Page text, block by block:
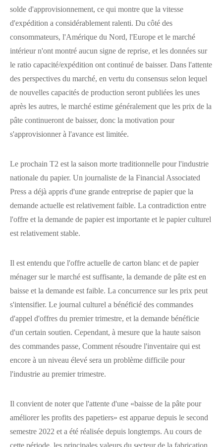
solde d'approvisionnement, ce qui montre que la vitesse
d'expédition a considérablement ralenti. Du côté des
consommateurs, l'Amérique du Nord, l'Europe et le marché
intérieur n'ont montré aucun signe de reprise, et les données sur
le ratio capacité/expédition ont continué de baisser. Dans l'attente
des perspectives du marché, en vertu du consensus selon lequel
de nouvelles capacités de production seront publiées les unes
après les autres, le marché estime généralement que les prix de la
pâte continueront de baisser, donc la motivation pour
s'approvisionner à l'avance est limitée.
Le prochain T2 est la saison morte traditionnelle pour l'industrie
nationale du papier. Un journaliste de la Financial Associated
Press a déjà appris d'une grande entreprise de papier que la
demande actuelle est relativement faible. La contradiction entre
l'offre et la demande de papier est importante et le papier culturel
est relativement stable.
Il est entendu que l'offre actuelle de carton blanc et de papier
ménager sur le marché est suffisante, la demande de pâte est en
baisse et la demande est faible. La concurrence sur les prix peut
s'intensifier. Le journal culturel a bénéficié des commandes
d'appel d'offres du premier trimestre, et la demande bénéficie
d'un certain soutien. Cependant, à mesure que la haute saison
des commandes passe, Comment résoudre l'inventaire qui est
encore à un niveau élevé sera un problème difficile pour
l'industrie au premier trimestre.
Il convient de noter que l'attente d'une «baisse de la pâte pour
améliorer les profits des papetiers» est apparue depuis le second
semestre 2022 et a été réalisée depuis longtemps. Au cours de
cette période, les principales valeurs du secteur de la fabrication